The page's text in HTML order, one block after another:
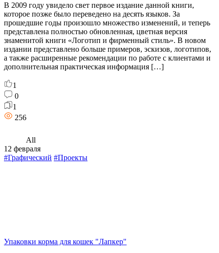
В 2009 году увидело свет первое издание данной книги,
которое позже было переведено на десять языков. За
прошедшие годы произошло множество изменений, и теперь
представлена полностью обновленная, цветная версия
знаменитой книги «Логотип и фирменный стиль». В новом
издании представлено больше примеров, эскизов, логотипов,
а также расширенные рекомендации по работе с клиентами и
дополнительная практическая информация […]
1
0
1
256
All
12 февраля
#Графический #Проекты
Упаковки корма для кошек "Лапкер"